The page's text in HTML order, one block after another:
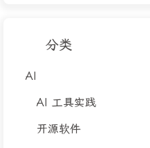
分类
AI
AI 工具实践
开源软件